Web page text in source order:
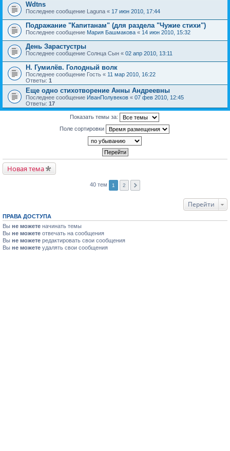
Wdtns
Последнее сообщение Laguna « 17 июн 2010, 17:44
Подражание "Капитанам" (для раздела "Чужие стихи")
Последнее сообщение Мария Башмакова « 14 июн 2010, 15:32
День Зарастустры
Последнее сообщение Солнца Сын « 02 апр 2010, 13:11
Н. Гумилёв. Голодный волк
Последнее сообщение Гость « 11 мар 2010, 16:22
Ответы: 1
Еще одно стихотворение Анны Андреевны
Последнее сообщение ИванПолувеков « 07 фев 2010, 12:45
Ответы: 17
Показать темы за:
Поле сортировки
Новая тема
40 тем 1 2
Перейти
ПРАВА ДОСТУПА
Вы не можете начинать темы
Вы не можете отвечать на сообщения
Вы не можете редактировать свои сообщения
Вы не можете удалять свои сообщения